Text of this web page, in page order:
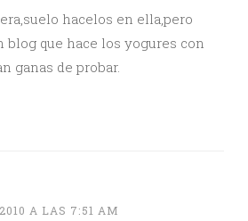
hacelos en ella,pero
blog que hace los yogures con
ganas de probar.
A LAS 7:51 AM